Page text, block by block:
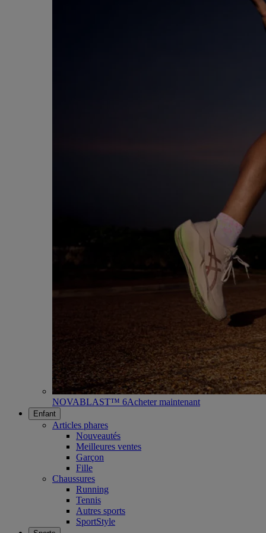
NOVABLAST™ 6Acheter maintenant
Enfant
Articles phares
Nouveautés
Meilleures ventes
Garçon
Fille
Chaussures
Running
Tennis
Autres sports
SportStyle